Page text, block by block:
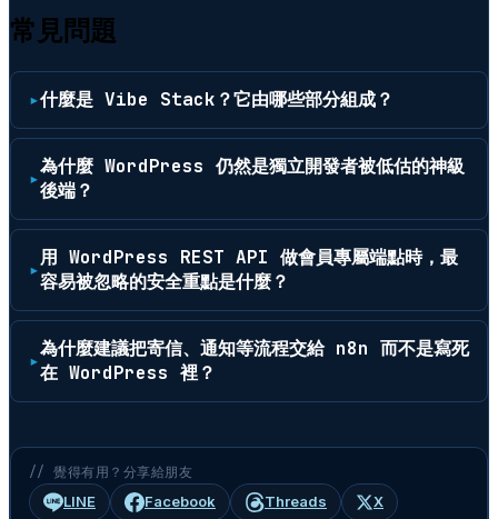
常見問題
什麼是 Vibe Stack？它由哪些部分組成？
為什麼 WordPress 仍然是獨立開發者被低估的神級
後端？
用 WordPress REST API 做會員專屬端點時，最
容易被忽略的安全重點是什麼？
為什麼建議把寄信、通知等流程交給 n8n 而不是寫死
在 WordPress 裡？
// 覺得有用？分享給朋友
LINE Facebook Threads X